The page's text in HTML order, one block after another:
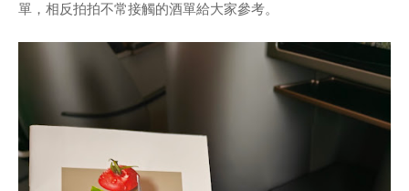
單，相反拍拍不常接觸的酒單給大家參考。